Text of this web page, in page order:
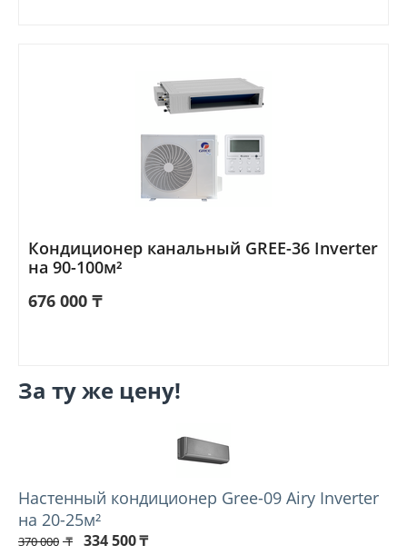
Кондиционер канальный GREE-36 Inverter
на 90-100м²
676 000 ₸
За ту же цену!
Настенный кондиционер Gree-09 Airy Inverter
на 20-25м²
370 000 ₸ 334 500₸